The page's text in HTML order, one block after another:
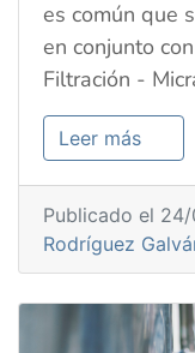
es común que
en conjunto
Filtración -
Leer más
Publicado el
Rodríguez